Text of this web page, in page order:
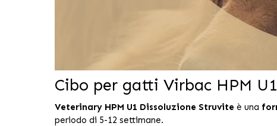
Cibo per gatti Virbac HPM
Veterinary HPM U1 Dissoluzione Struvite è una
periodo di 5-12 settimane.